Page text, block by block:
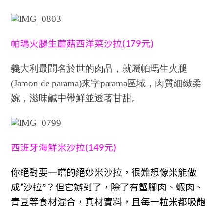
帕瑪火腿生蘑菇西洋菜沙拉(179元)
義大利最聞名於世的肉品，就屬帕瑪生火腿
(Jamon de parama)來字parama區域，肉質細緻柔
婉，滋味鹹中帶鮮並透著甘甜。
西班牙海鮮米沙拉(149元)
你絕對要一嚐的絕妙米沙拉，很難想像米能做
成”沙拉”？但它辦到了，除了有蟹腳肉、蝦肉、
青豆等食材混合，真材實料，且每一粒米都吸飽